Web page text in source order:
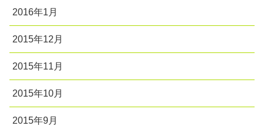
2016年1月
2015年12月
2015年11月
2015年10月
2015年9月